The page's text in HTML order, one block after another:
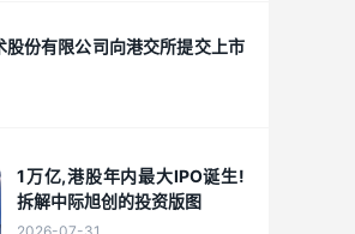
股份有限公司向港交所提交上市
1万亿,港股年内最大IPO诞生!
拆解中际旭创的投资版图